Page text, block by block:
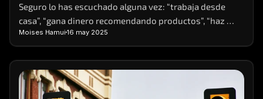
en redes
Seguro lo has escuchado alguna vez: “trabaja desde
casa”, “gana dinero recomendando productos”, “haz
crecer tu red y obtén ingresos residuales”. Estas frases,
comunes en redes sociales o eventos de
emprendimiento, suelen estar relacionadas con el
Network Marketing. ¿Pero qué es exactamente y cómo
funciona? ¿Es una estafa o una forma real de generar
Moises Hamui 16 may 2025